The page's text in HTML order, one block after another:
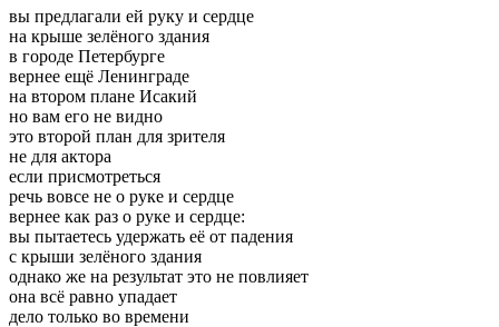
вы предлагали ей руку и сердце
на крыше зелёного здания
в городе Петербурге
вернее ещё Ленинграде
на втором плане Исакий
но вам его не видно
это второй план для зрителя
не для актора
если присмотреться
речь вовсе не о руке и сердце
вернее как раз о руке и сердце:
вы пытаетесь удержать её от падения
с крыши зелёного здания
однако же на результат это не повлияет
она всё равно упадает
дело только во времени